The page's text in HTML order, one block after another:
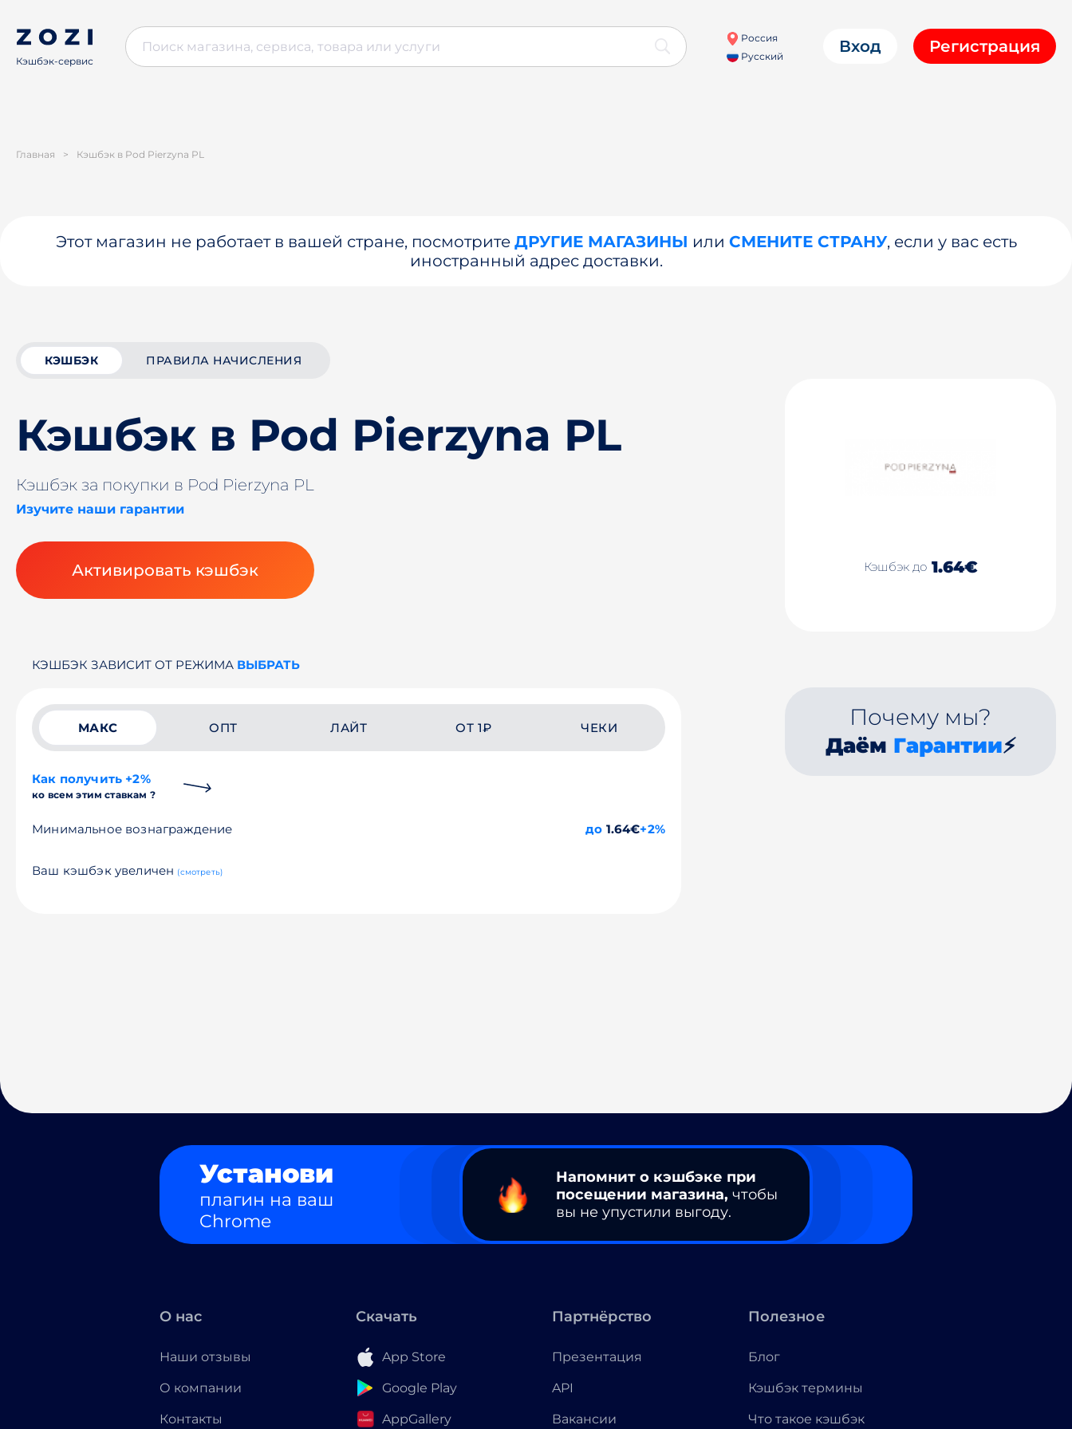
Кэшбэк-сервис
Россия
Русский
Вход Регистрация
Главная > Кэшбэк в Pod Pierzyna PL
Этот магазин не работает в вашей стране, посмотрите ДРУГИЕ МАГАЗИНЫ или СМЕНИТЕ СТРАНУ, если у вас есть
иностранный адрес доставки.
КЭШБЭК ПРАВИЛА НАЧИСЛЕНИЯ
Кэшбэк в Pod Pierzyna PL
Кэшбэк за покупки в Pod Pierzyna PL
Изучите наши гарантии
Активировать кэшбэк Кэшбэк до 1.64€
КЭШБЭК ЗАВИСИТ ОТ РЕЖИМА ВЫБРАТЬ
МАКС ОПТ ЛАЙТ ОТ 1₽ ЧЕКИ
Как получить +2%
ко всем этим ставкам ?
Минимальное вознаграждение до 1.64€+2%
Ваш кэшбэк увеличен (смотреть)
Почему мы?
Даём Гарантии⚡
Установи
плагин на ваш
Chrome
Напомнит о кэшбэке при
посещении магазина, чтобы
вы не упустили выгоду.
О нас
Наши отзывы
О компании
Контакты
Скачать
App Store
Google Play
AppGallery
Партнёрство
Презентация
API
Вакансии
Полезное
Блог
Кэшбэк термины
Что такое кэшбэк